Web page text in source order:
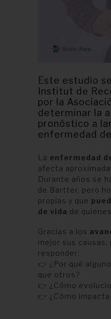
Este estudio
Institut de
por la
determinar la
pronóstico a
enfermedad
La enfermedad
afecta
Durante años se
de Bartter, pero
propias y que
de vida de
Gracias a los
mejor sus causas,
responder:
👉 ¿Por qué
que otros?
👉 ¿Cómo
👉 ¿Cómo